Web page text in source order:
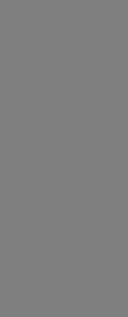
- Calça Pantalona